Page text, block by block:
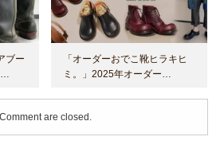
ブー
「オーダーおでこ靴ヒラキヒ
ミ。」2025年オーダー…
Comment are closed.